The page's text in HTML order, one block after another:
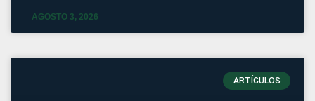
AGOSTO 3, 2026
ARTÍCULOS